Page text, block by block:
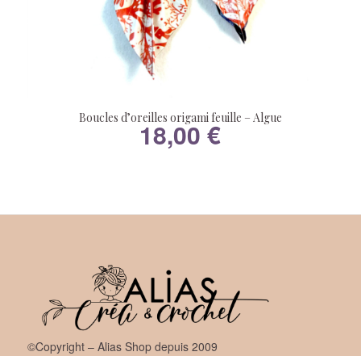
Boucles d’oreilles origami feuille – Algue
18,00€
©Copyright – Alias Shop depuis 2009